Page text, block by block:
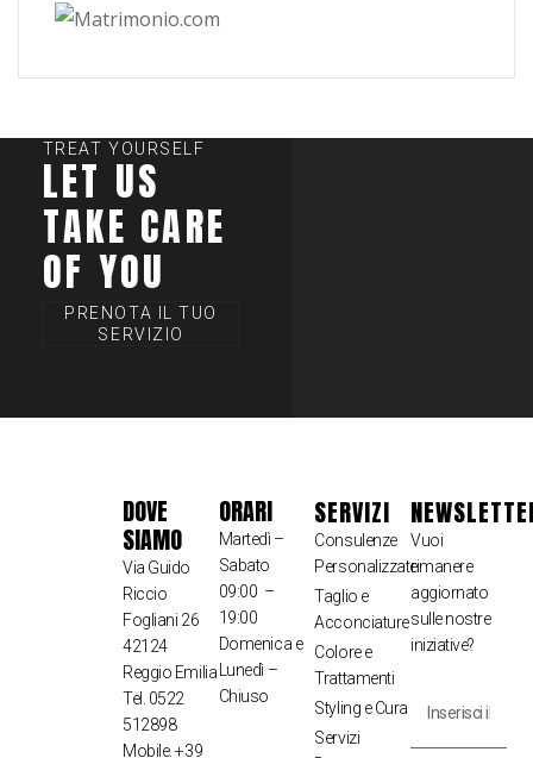
TREAT YOURSELF
LET US
TAKE CARE
OF YOU
PRENOTA IL TUO
SERVIZIO
DOVE
SIAMO
Via Guido
Riccio
Fogliani 26
42124
Reggio Emilia
Tel. 0522
512898
Mobile. +39
ORARI
Martedì –
Sabato
09:00 –
19:00
Domenica e
Lunedì –
Chiuso
SERVIZI
Consulenze
Personalizzate
Taglio e
Acconciature
Colore e
Trattamenti
Styling e Cura
Servizi
Vuoi
rimanere
aggiornato
sulle nostre
iniziative?